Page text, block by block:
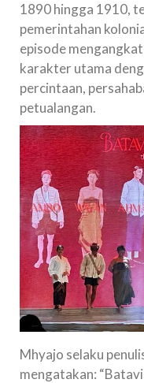
1890 hingga 1910,
pemerintahan
episode
karakter utama
percintaan,
petualangan.
Mhyajo selaku
mengatakan: